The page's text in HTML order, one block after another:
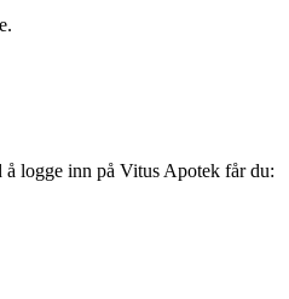
logge inn på Vitus Apotek får du: